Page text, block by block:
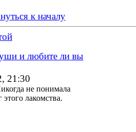
к началу
и любите ли вы
21:30
не понимала
лакомства.